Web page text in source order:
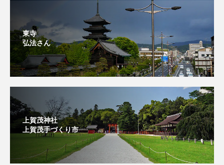
東寺
弘法さん
上賀茂神社
上賀茂手づくり市⁡